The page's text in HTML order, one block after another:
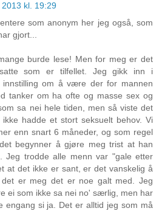
kl. 19:29
som anonym her jeg også, som
gjort...
burde lese! Men for meg er det
som er tilfellet. Jeg gikk inn i
innstilling om å være der for mannen
tanker om ha ofte og masse sex og
sa nei hele tiden, men så viste det
hadde et stort seksuelt behov. Vi
enn snart 6 måneder, og som regel
begynner å gjøre meg trist at han
Jeg trodde alle menn var "gale etter
at det ikke er sant, er det vanskelig å
er meg det er noe galt med. Jeg
ei som ikke sa nei no' særlig, men har
engang si ja. Det er alltid jeg som må